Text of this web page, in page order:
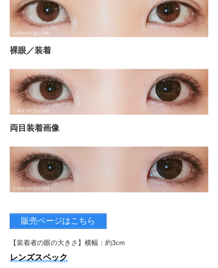
裸眼／装着
両目装着画像
販売ページはこちら
【装着者の眼の大きさ】横幅：約3cm
レンズスペック